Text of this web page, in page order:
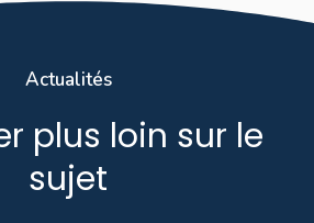
Actualités
plus loin sur le
sujet